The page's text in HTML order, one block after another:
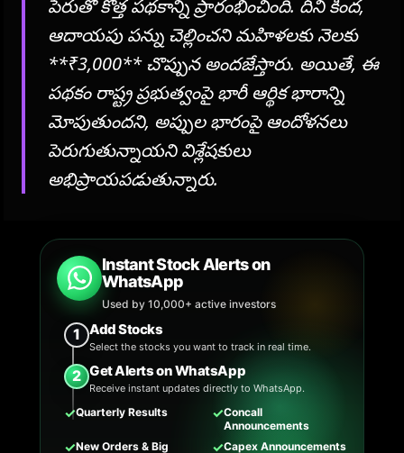
పేరుతో కొత్త పథకాన్ని ప్రారంభించింది. దీని కింద,
ఆదాయపు పన్ను చెల్లించని మహిళలకు నెలకు
**₹3,000** చొప్పున అందజేస్తారు. అయితే, ఈ
పథకం రాష్ట్ర ప్రభుత్వంపై భారీ ఆర్థిక భారాన్ని
మోపుతుందని, అప్పుల భారంపై ఆందోళనలు
పెరుగుతున్నాయని విశ్లేషకులు
అభిప్రాయపడుతున్నారు.
Instant Stock Alerts on
WhatsApp
Used by 10,000+ active investors
1 Add Stocks
Select the stocks you want to track in real time.
2 Get Alerts on WhatsApp
Receive instant updates directly to WhatsApp.
✓Quarterly Results ✓Concall
Announcements
✓New Orders & Big
✓Capex Announcements